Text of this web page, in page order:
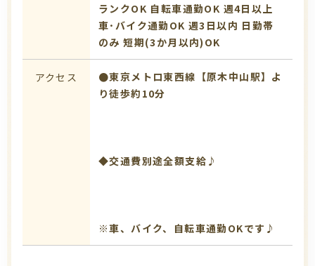
ランクOK 自転車通勤OK 週4日以上
車･バイク通勤OK 週3日以内 日勤帯
のみ 短期(3か月以内)OK
アクセス
●東京メトロ東西線【原木中山駅】よ
り徒歩約10分
◆交通費別途全額支給♪
※車、バイク、自転車通勤OKです♪